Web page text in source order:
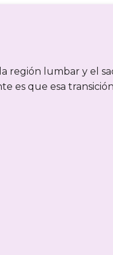
región lumbar y el
es que esa